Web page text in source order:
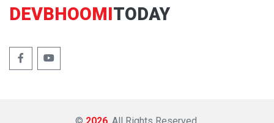
DEVBHOOMITODAY
© 2026 . All Rights Reserved.